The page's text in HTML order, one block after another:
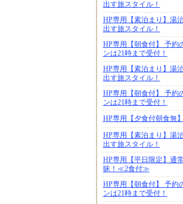
出す旅スタイル！
HP専用【素泊まり】湯
出す旅スタイル！
HP専用【朝食付】 予約
ンは21時まで受付！
HP専用【素泊まり】湯
出す旅スタイル！
HP専用【朝食付】 予約
ンは21時まで受付！
HP専用【夕食付朝食無
HP専用【素泊まり】湯
出す旅スタイル！
HP専用【平日限定】通
昧！≪2食付≫
HP専用【朝食付】 予約
ンは21時まで受付！